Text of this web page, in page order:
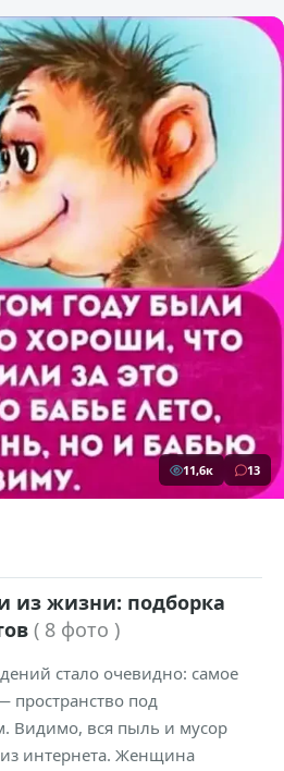
11,6к 13
из жизни: подборка
( 8 фото )
стало очевидно: самое
пространство под
Видимо, вся пыль и мусор
интернета. Женщина